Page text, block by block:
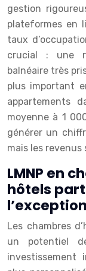
gestion
plateformes en
taux
crucial : une
balnéaire très
plus important
appartements
moyenne à 1
générer un
mais les
LMNP en
hôtels
Les chambres
un potentiel